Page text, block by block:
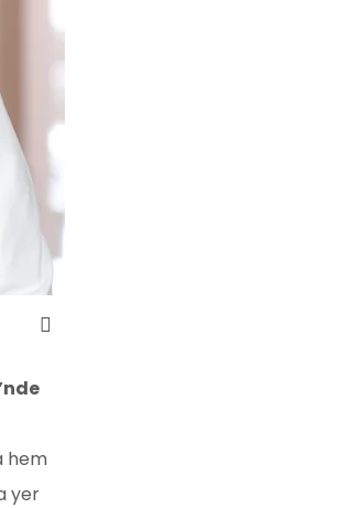
hem
yer